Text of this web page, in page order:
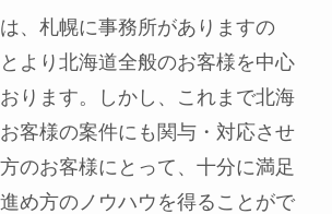
、札幌に事務所がありますの
より北海道全般のお客様を中心
ります。しかし、これまで北海
客様の案件にも関与・対応させ
のお客様にとって、十分に満足
め方のノウハウを得ることがで